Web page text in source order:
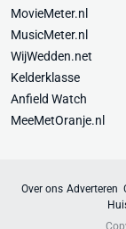
MovieMeter.nl
MusicMeter.nl
WijWedden.net
Kelderklasse
Anfield Watch
MeeMetOranje.nl
Over ons Adverteren